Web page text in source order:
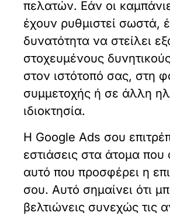
πελατών. Εάν οι
έχουν ρυθμιστεί σωστά,
δυνατότητα να στείλει
στοχευμένους
στον ιστότοπό σας, στη
συμμετοχής ή σε άλλη
ιδιοκτησία.
Η Google Ads σου
εστιάσεις στα άτομα
αυτό που προσφέρει η
σου. Αυτό σημαίνει ότι
βελτιώνεις συνεχώς τις